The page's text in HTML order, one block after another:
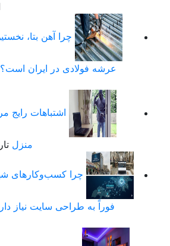
انتشار:
چرا آهن بتا، نخستین
عرشه فولادی در ایران است؟
اشتباهات رایج مردم
منزل تاریخ
چرا کسب‌وکارهای شهرک
فوراً به طراحی سایت نیاز دارند؟